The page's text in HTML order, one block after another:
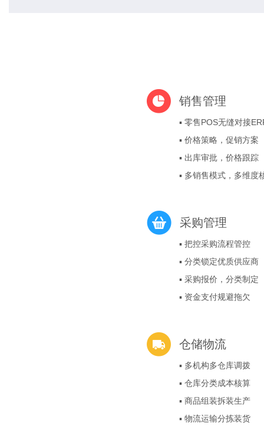
销售管理
▪ 零售POS无缝对接
▪ 价格策略，促销方案
▪ 出库审批，价格跟踪
▪ 多销售模式，多维度
采购管理
▪ 把控采购流程管控
▪ 分类锁定优质供应商
▪ 采购报价，分类制定
▪ 资金支付规避拖欠
仓储物流
▪ 多机构多仓库调拨
▪ 仓库分类成本核算
▪ 商品组装拆装生产
▪ 物流运输分拣装货